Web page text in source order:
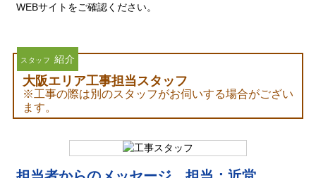
WEBサイトをご確認ください。
スタッフ 紹介
大阪エリア工事担当スタッフ
※工事の際は別のスタッフがお伺いする場合がござい
ます。